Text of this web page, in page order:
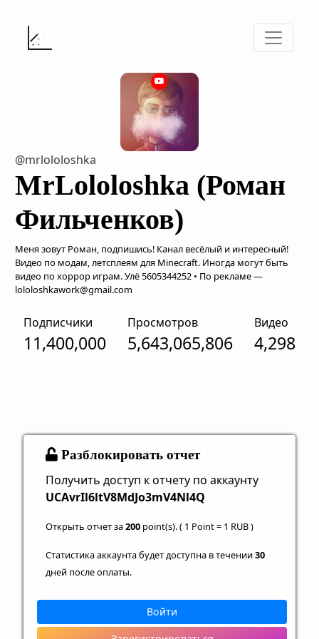
@mrlololoshka
MrLololoshka (Роман
Фильченков)
Меня зовут Роман, подпишись! Канал весёлый и интересный!
Видео по модам, летсплеям для Minecraft. Иногда могут быть
видео по хоррор играм. Улё 5605344252 • По рекламе —
lololoshkawork@gmail.com
Подписчики
11,400,000
Просмотров
5,643,065,806
Видео
4,298
Разблокировать отчет
Получить доступ к отчету по аккаунту
UCAvrIl6ltV8MdJo3mV4Nl4Q
Открыть отчет за200 point(s). ( 1 Point = 1 RUB )
Статистика аккаунта будет доступна в течении30
дней после оплаты.
Войти